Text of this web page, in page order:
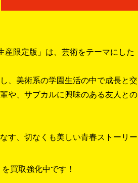
産限定版」は、芸術をテーマにした
、美術系の学園生活の中で成長と交
や、サブカルに興味のある友人との
す、切なくも美しい青春ストーリー
買取強化中です！